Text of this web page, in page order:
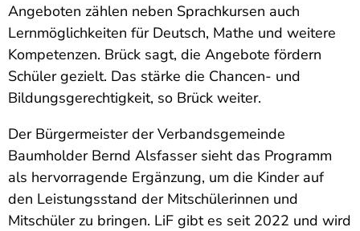
Angeboten zählen neben Sprachkursen auch
Lernmöglichkeiten für Deutsch, Mathe und weitere
Kompetenzen. Brück sagt, die Angebote fördern
Schüler gezielt. Das stärke die Chancen- und
Bildungsgerechtigkeit, so Brück weiter.
Der Bürgermeister der Verbandsgemeinde
Baumholder Bernd Alsfasser sieht das Programm
als hervorragende Ergänzung, um die Kinder auf
den Leistungsstand der Mitschülerinnen und
Mitschüler zu bringen. LiF gibt es seit 2022 und wird